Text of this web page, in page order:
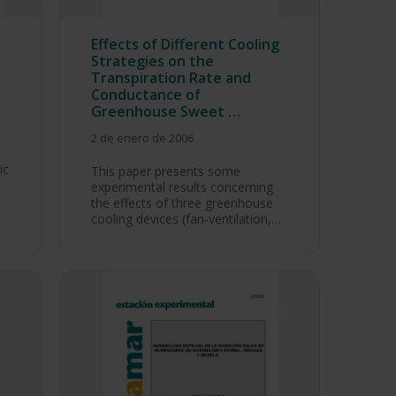
Effects of Different Cooling
Strategies on the
Transpiration Rate and
Conductance of
Greenhouse Sweet …
2 de enero de 2006
This paper presents some
experimental results concerning
the effects of three greenhouse
cooling devices (fan-ventilation,…